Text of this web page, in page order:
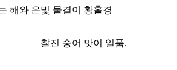
해와 은빛 물결이 황홀경
맛이 일품.